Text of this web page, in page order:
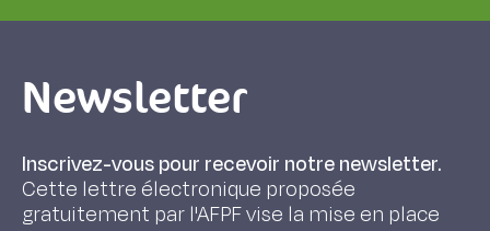
Newsletter
Inscrivez-vous pour recevoir notre newsletter.
Cette lettre électronique proposée
gratuitement par l'AFPF vise la mise en place